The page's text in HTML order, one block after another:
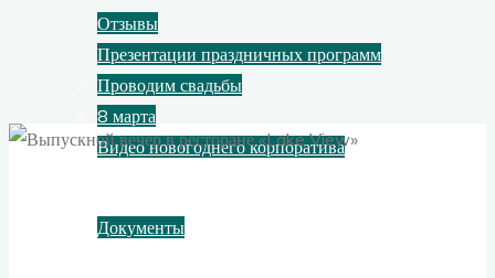
Отзывы
Презентации праздничных программ
Проводим свадьбы
8 марта
Видео новогоднего корпоратива
Документы